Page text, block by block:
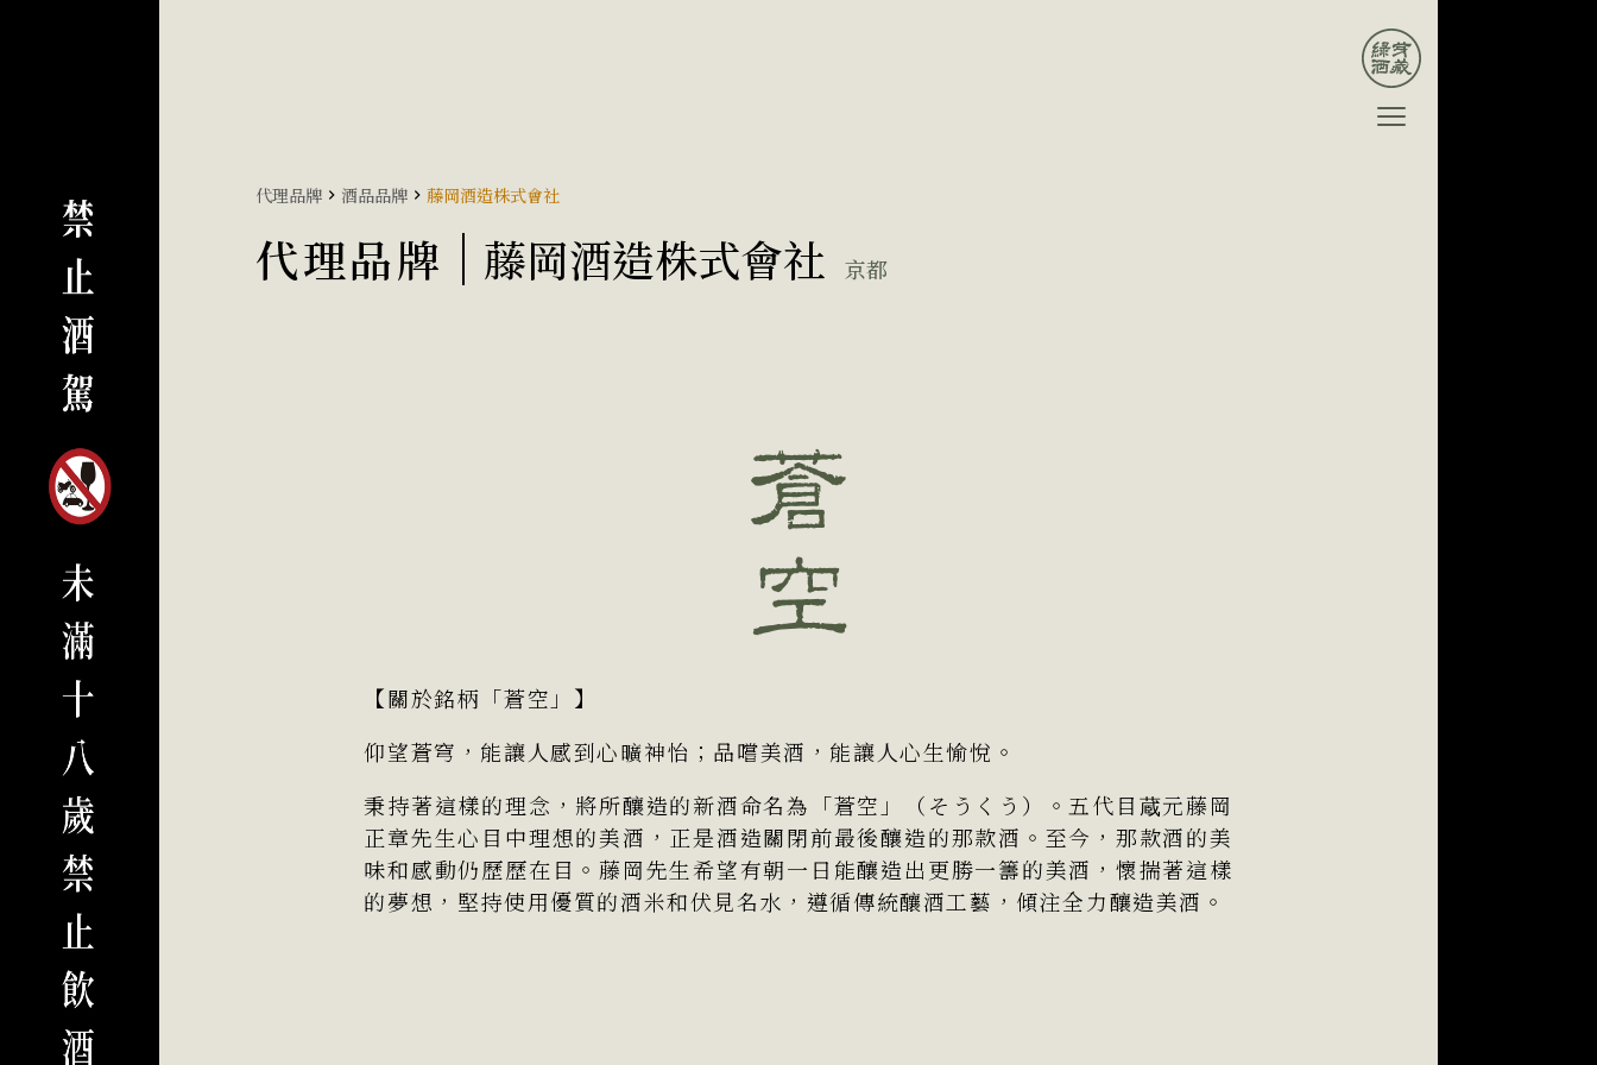
代理品牌 酒品品牌 藤岡酒造株式會社
代理品牌 藤岡酒造株式會社 京都
【關於銘柄「蒼空」】
仰望蒼穹，能讓人感到心曠神怡；品嚐美酒，能讓人心生愉悅。
秉持著這樣的理念，將所釀造的新酒命名為「蒼空」（そうくう）。五代目蔵元藤岡
正章先生心目中理想的美酒，正是酒造關閉前最後釀造的那款酒。至今，那款酒的美
味和感動仍歷歷在目。藤岡先生希望有朝一日能釀造出更勝一籌的美酒，懷揣著這樣
的夢想，堅持使用優質的酒米和伏見名水，遵循傳統釀酒工藝，傾注全力釀造美酒。